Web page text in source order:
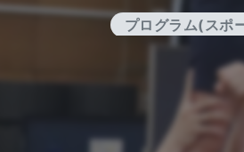
プログラム(スポ